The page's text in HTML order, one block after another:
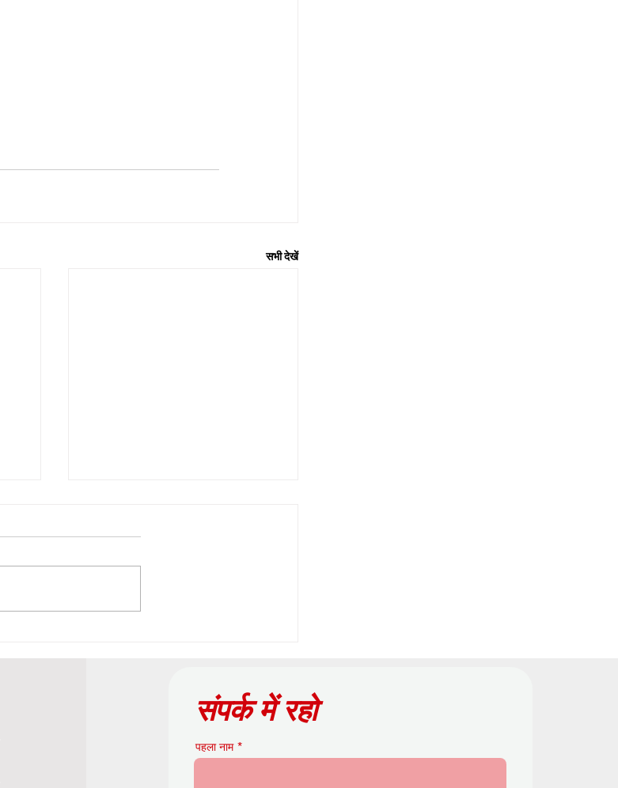
सभी देखें
संपर्क में रहो
पहला नाम